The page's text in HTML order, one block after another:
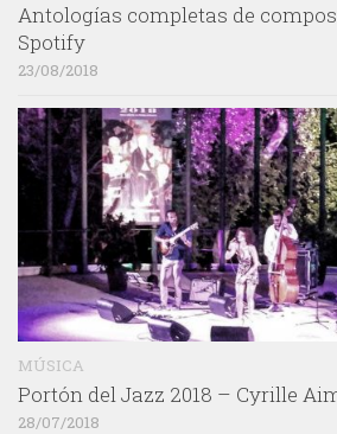
Antologías completas de
Spotify
23/08/2018
MÚSICA
Portón del Jazz 2018 – Cyrille
28/07/2018